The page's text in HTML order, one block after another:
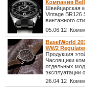
Компания
Швейцарская
Vintage BR126
винтажного
05.06.12
BaselWorld
WW2
Продукция
Часовщики
отдельных
эксплуатации
26.04.12